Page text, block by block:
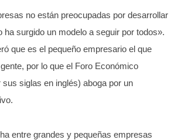
no están preocupadas por desarrollar
ha surgido un modelo a seguir por todos».
que es el pequeño empresario el que
por lo que el Foro Económico
sus siglas en inglés) aboga por un
entre grandes y pequeñas empresas